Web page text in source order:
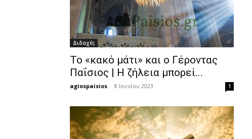
Διδαχές
Το «κακό μάτι» και ο Γέροντας
Παΐσιος | Η ζήλεια μπορεί...
agiospaisios - 8 Ιουνίου 2023 1